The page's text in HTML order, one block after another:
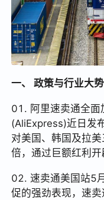
一、 政策与行业大势
01. 阿里速卖通全面
(AliExpress)近日发
对美国、韩国及拉
倍，通过巨额红利开
02. 速卖通美国站5
促的强劲表现，速卖